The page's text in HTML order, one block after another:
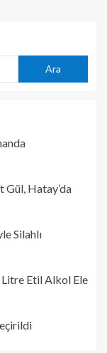
Ara
Hatay’da
Silahlı
Etil Alkol Ele